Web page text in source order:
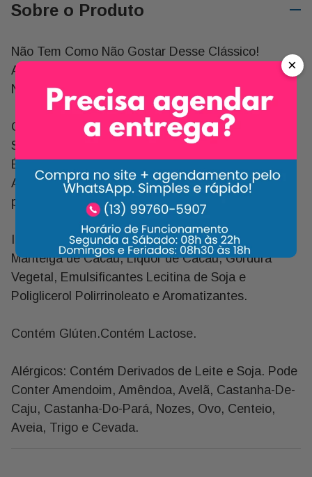
Sobre o Produto
Não Tem Como Não Gostar Desse Clássico!
Aproveite o Sabor da Barra de Chocolate Alpino da
Nestlé.
Com 90g, Tem o Sabor Irresistível e Especial Que
Só Quem É Apaixonado Por Alpino Sabe. o Melhor
É Que Você Poderá Compartilhar, Presentear ou
Até Mesmo Comer Sozinho. Aproveite Também
para Usar Na Combinação de Receitas Variadas.
Ingredientes: Açúcar, Leite em Pó Integral,
Manteiga de Cacau, Liquor de Cacau, Gordura
Vegetal, Emulsificantes Lecitina de Soja e
Poliglicerol Polirrinoleato e Aromatizantes.
Contém Glúten.Contém Lactose.
Alérgicos: Contém Derivados de Leite e Soja. Pode
Conter Amendoim, Amêndoa, Avelã, Castanha-De-
Caju, Castanha-Do-Pará, Nozes, Ovo, Centeio,
Aveia, Trigo e Cevada.
×